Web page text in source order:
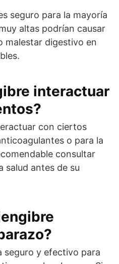
seguro para la mayoría
altas podrían causar
malestar digestivo en
interactuar
con ciertos
o para la
consultar
salud antes de su
seguro y efectivo para